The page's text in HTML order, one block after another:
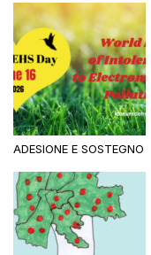
ADESIONE E SOSTEGNO